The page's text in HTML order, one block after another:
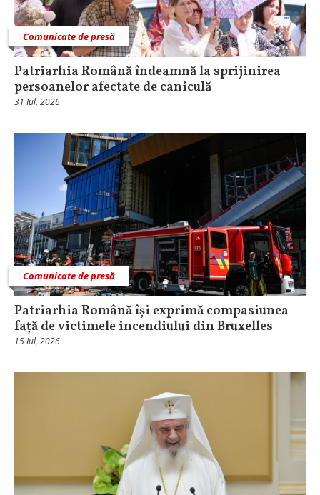
Comunicate de presă
Patriarhia Română îndeamnă la sprijinirea
persoanelor afectate de caniculă
31 Iul, 2026
Comunicate de presă
Patriarhia Română își exprimă compasiunea
față de victimele incendiului din Bruxelles
15 Iul, 2026